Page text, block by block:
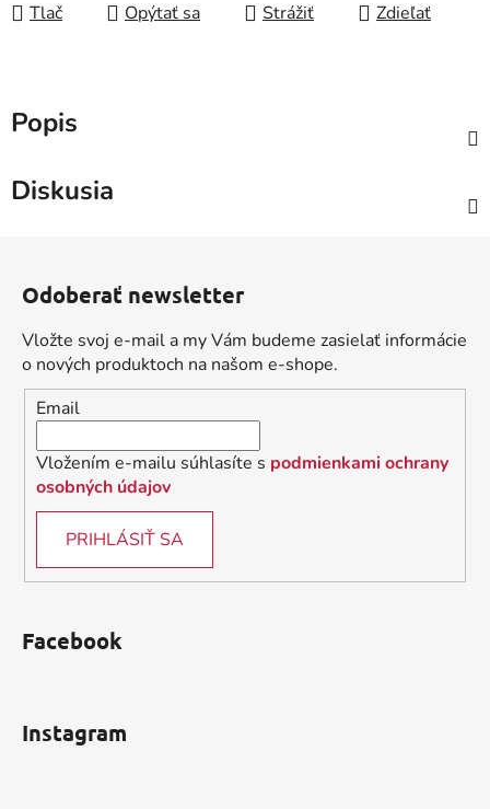
Tlač Opýtať sa Strážiť Zdieľať
Popis
Diskusia
Odoberať newsletter
Vložte svoj e-mail a my Vám budeme zasielať informácie
o nových produktoch na našom e-shope.
Email
Vložením e-mailu súhlasíte s podmienkami ochrany
osobných údajov
PRIHLÁSIŤ SA
Facebook
Instagram